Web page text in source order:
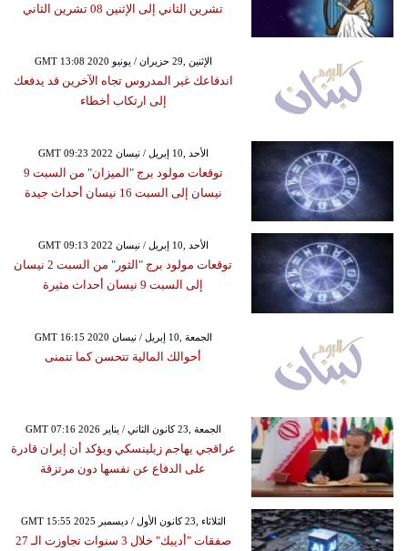
تشرين الثاني إلى الإثنين 08 تشرين الثاني
GMT 13:08 2020 الإثنين ,29 حزيران / يونيو
اندفاعك غير المدروس تجاه الآخرين قد يدفعك
إلى ارتكاب أخطاء
GMT 09:23 2022 الأحد ,10 إبريل / نيسان
توقعات مولود برج "الميزان" من السبت 9
نيسان إلى السبت 16 نيسان أحداث جيدة
GMT 09:13 2022 الأحد ,10 إبريل / نيسان
توقعات مولود برج "الثور" من السبت 2 نيسان
إلى السبت 9 نيسان أحداث مثيرة
GMT 16:15 2020 الجمعة ,10 إبريل / نيسان
أحوالك المالية تتحسن كما تتمنى
GMT 07:16 2026 الجمعة ,23 كانون الثاني / يناير
عراقجي يهاجم زيلينسكي ويؤكد أن إيران قادرة
على الدفاع عن نفسها دون مرتزقة
GMT 15:55 2025 الثلاثاء ,23 كانون الأول / ديسمبر
صفقات "أديبك" خلال 3 سنوات تجاوزت الـ 27